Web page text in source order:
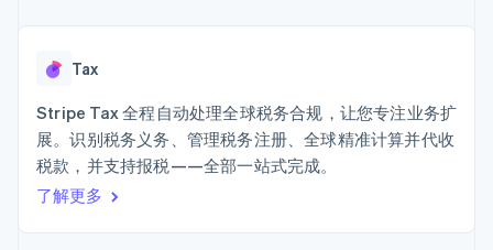
接入 125+ 种支
Terminal
Authorization
Boost
支付成功率优
化
Link
加速结账
Stripe Sigma
按行业
AI 企业
酒店、旅游与休闲
资源
应用集成
代码示例
Stripe Press
联系销售
Tax
Stripe Tax 全程自动处理全球税务合规，让您专注业务扩
展。识别税务义务、管理税务注册、全球精准计算并代收
税款，并支持报税——全部一站式完成。
了解更多